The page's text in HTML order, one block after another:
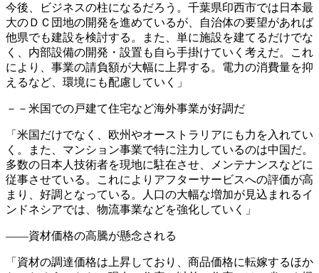
今後、ビジネスの柱になるだろう。千葉県印西市では日本最
大のＤＣ団地の開発を進めているが、自治体の要望があれば
他県でも建設を検討する。また、単に施設を建てるだけでな
く、内部設備の開発・設置も自ら手掛けていく考えだ。これ
により、事業の請負額が大幅に上昇する。電力の消費量を抑
えるなど、環境にも配慮していく」
－－米国での戸建て住宅など海外事業が好調だ
「米国だけでなく、欧州やオーストラリアにも力を入れてい
く。また、マンション事業で特に注力しているのは中国だ。
多数の日本人技術者を現地に駐在させ、メンテナンスなどに
従事させている。これによりアフターサービスへの評価が高
まり、好調となっている。人口の大幅な増加が見込まれるイ
ンドネシアでは、物流事業などを強化していく」
――資材価格の高騰が懸念される
「資材の調達価格は上昇しており、商品価格に転嫁するほか